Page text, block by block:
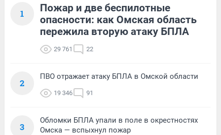
1
Пожар и две беспилотные
опасности: как Омская область
пережила вторую атаку БПЛА
29 761 22
2
ПВО отражает атаку БПЛА в Омской области
19 346 91
3
Обломки БПЛА упали в поле в окрестностях
Омска — вспыхнул пожар